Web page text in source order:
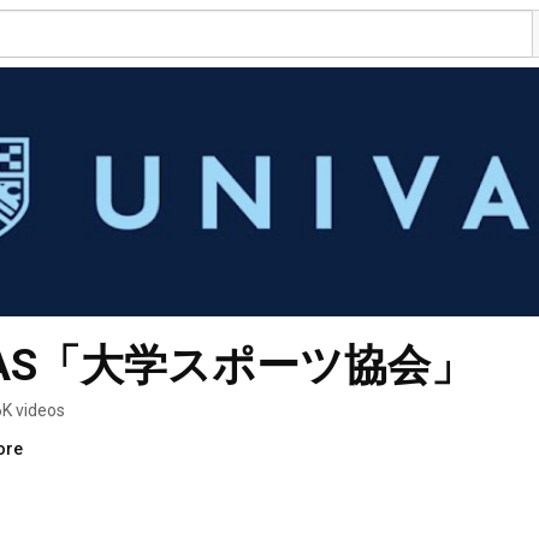
「大学スポーツ協会」
videos